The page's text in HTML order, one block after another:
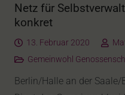
Netz für
konkret
13. Februar 2020
Gemeinwohl
Berlin/Halle an der Saale/